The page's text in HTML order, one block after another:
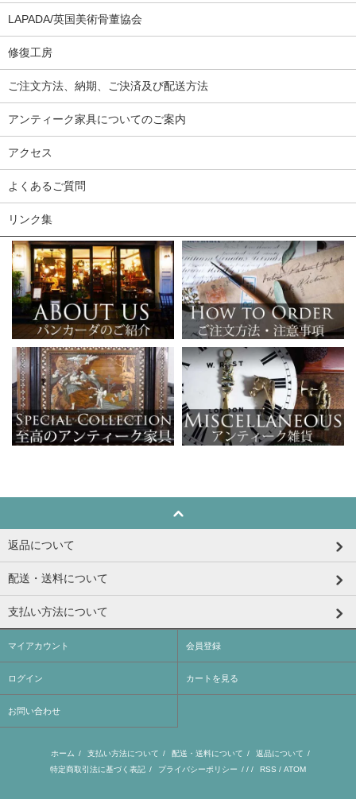
LAPADA/英国美術骨董協会
修復工房
ご注文方法、納期、ご決済及び配送方法
アンティーク家具についてのご案内
アクセス
よくあるご質問
リンク集
返品について
配送・送料について
支払い方法について
マイアカウント 会員登録
ログイン カートを見る
お問い合わせ
ホーム / 支払い方法について / 配送・送料について / 返品について /
特定商取引法に基づく表記 / プライバシーポリシー / / / RSS / ATOM